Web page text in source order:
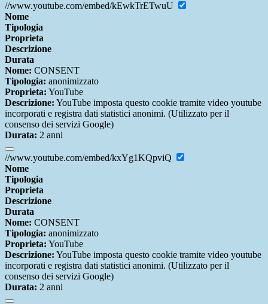
//www.youtube.com/embed/kEwkTrETwuU
Nome
Tipologia
Proprieta
Descrizione
Durata
Nome: CONSENT
Tipologia: anonimizzato
Proprieta: YouTube
Descrizione: YouTube imposta questo cookie tramite video youtube
incorporati e registra dati statistici anonimi. (Utilizzato per il
consenso dei servizi Google)
Durata: 2 anni
//www.youtube.com/embed/kxYg1KQpviQ
Nome
Tipologia
Proprieta
Descrizione
Durata
Nome: CONSENT
Tipologia: anonimizzato
Proprieta: YouTube
Descrizione: YouTube imposta questo cookie tramite video youtube
incorporati e registra dati statistici anonimi. (Utilizzato per il
consenso dei servizi Google)
Durata: 2 anni